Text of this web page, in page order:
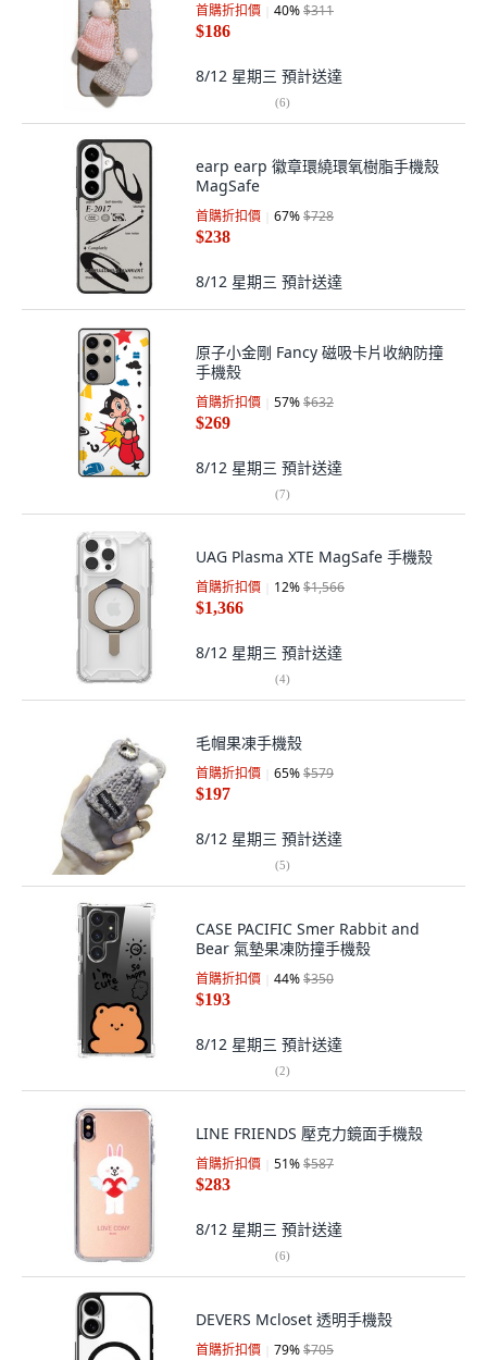
首購折扣價 40%$311
$186
8/12 星期三 預計送達
(6)
earp earp 徽章環繞環氧樹脂手機殼
MagSafe
首購折扣價 67%$728
$238
8/12 星期三 預計送達
原子小金剛 Fancy 磁吸卡片收納防撞
手機殼
首購折扣價 57%$632
$269
8/12 星期三 預計送達
(7)
UAG Plasma XTE MagSafe 手機殼
首購折扣價 12%$1,566
$1,366
8/12 星期三 預計送達
(4)
毛帽果凍手機殼
首購折扣價 65%$579
$197
8/12 星期三 預計送達
(5)
CASE PACIFIC Smer Rabbit and
Bear 氣墊果凍防撞手機殼
首購折扣價 44%$350
$193
8/12 星期三 預計送達
(2)
LINE FRIENDS 壓克力鏡面手機殼
首購折扣價 51%$587
$283
8/12 星期三 預計送達
(6)
DEVERS Mcloset 透明手機殼
首購折扣價 79%$705